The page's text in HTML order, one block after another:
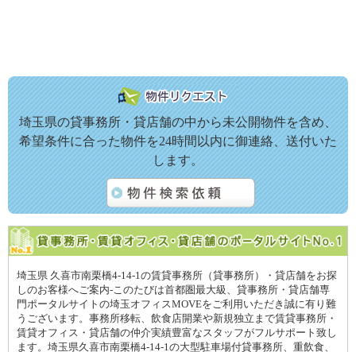
埼玉県の貸事務所・貸店舗の中から未公開物件を含め、
希望条件に合った物件を24時間以内に御連絡、送付いた
します。
埼玉県 久喜市南栗橋4-14-1の賃貸事務所（貸事務所）・貸店舗をお探
しのお客様へご案内-このたびは首都圏最大級、貸事務所・貸店舗専
門ポータルサイトの埼玉オフィスMOVEをご利用いただき誠に有り難
うございます。事務所移転、飲食店開業や新規独立まで賃貸事務所・
賃貸オフィス・貸店舗の仲介実績豊富なスタッフがフルサポート致し
ます。埼玉県久喜市南栗橋4-14-1の大型駐車場付貸事務所、重飲食、